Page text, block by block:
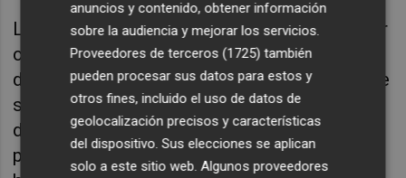
La Comunitat "aspira" a tener los recursos per
cápita igual que la media en el nuevo modelo,
después de haber "arrastrado" el 'statu quo' de
salida desde el Gobierno deAznar. "Ahora
deseamos que se cambie esa situación,
partamos de cero y hagamos las cosas bien",
anuncios y contenido, obtener información
sobre la audiencia y mejorar los servicios.
Proveedores de terceros (1725) también
pueden procesar sus datos para estos y
otros fines, incluido el uso de datos de
geolocalización precisos y características
del dispositivo. Sus elecciones se aplican
solo a este sitio web. Algunos proveedores